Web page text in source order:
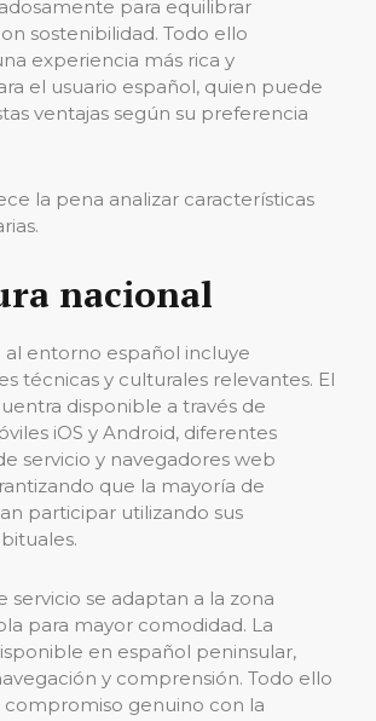
para equilibrar
sostenibilidad. Todo ello
experiencia más rica y
el usuario español, quien puede
ventajas según su preferencia
la pena analizar características
nacional
al entorno español incluye
técnicas y culturales relevantes. El
disponible a través de
iOS y Android, diferentes
servicio y navegadores web
que la mayoría de
participar utilizando sus
servicio se adaptan a la zona
para mayor comodidad. La
en español peninsular,
y comprensión. Todo ello
genuino con la